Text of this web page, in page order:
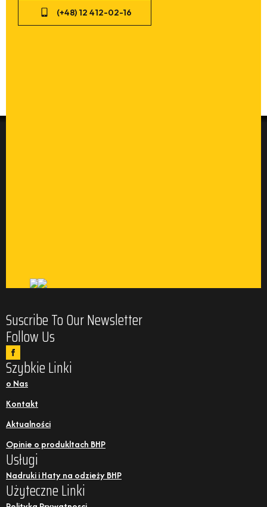
(+48) 12 412-02-16
Suscribe To Our Newsletter
Follow Us
Szybkie Linki
o Nas
Kontakt
Aktualności
Opinie o produkltach BHP
Usługi
Nadruki i Haty na odzieży BHP
Użyteczne Linki